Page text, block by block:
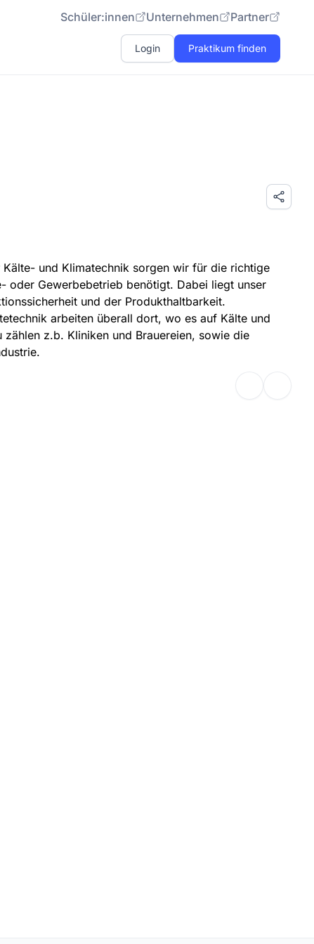
Schüler:innen Unternehmen Partner
Login Praktikum finden
und Klimatechnik sorgen wir für die richtige
oder Gewerbebetrieb benötigt. Dabei liegt unser
und der Produkthaltbarkeit.
arbeiten überall dort, wo es auf Kälte und
z.b. Kliniken und Brauereien, sowie die